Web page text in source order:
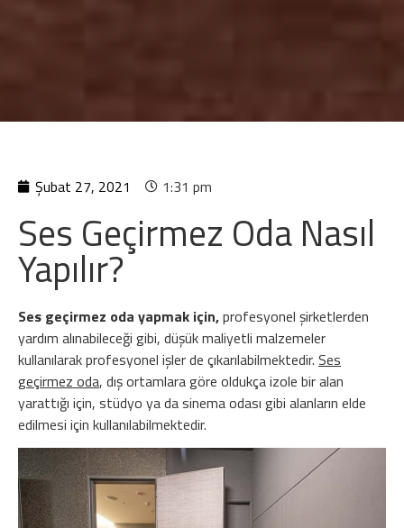
Şubat 27, 2021 1:31 pm
Ses Geçirmez Oda Nasıl
Yapılır?
Ses geçirmez oda yapmak için,profesyonel şirketlerden
yardım alınabileceği gibi, düşük maliyetli malzemeler
kullanılarak profesyonel işler de çıkarılabilmektedir. Ses
geçirmez oda, dış ortamlara göre oldukça izole bir alan
yarattığı için, stüdyo ya da sinema odası gibi alanların elde
edilmesi için kullanılabilmektedir.